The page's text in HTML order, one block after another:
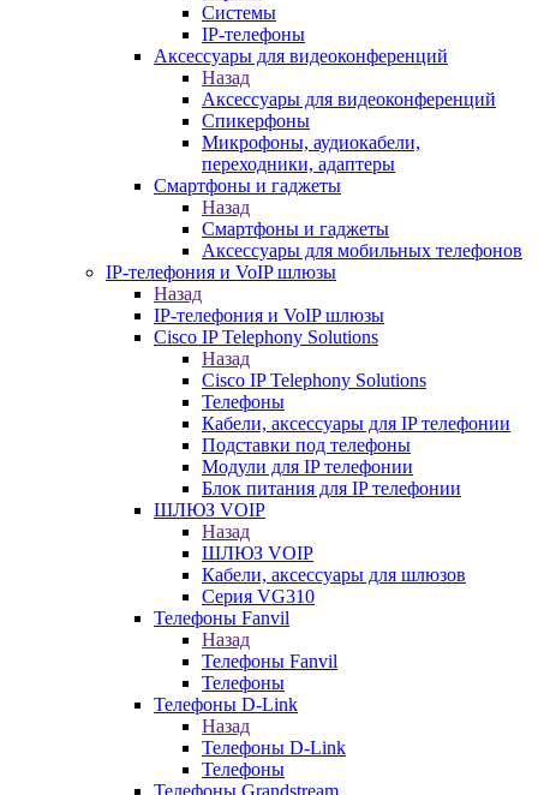
Системы
IP-телефоны
Аксессуары для видеоконференций
Назад
Аксессуары для видеоконференций
Спикерфоны
Микрофоны, аудиокабели,
переходники, адаптеры
Смартфоны и гаджеты
Назад
Смартфоны и гаджеты
Аксессуары для мобильных телефонов
IP-телефония и VoIP шлюзы
Назад
IP-телефония и VoIP шлюзы
Cisco IP Telephony Solutions
Назад
Cisco IP Telephony Solutions
Телефоны
Кабели, аксессуары для IP телефонии
Подставки под телефоны
Модули для IP телефонии
Блок питания для IP телефонии
ШЛЮЗ VOIP
Назад
ШЛЮЗ VOIP
Кабели, аксессуары для шлюзов
Серия VG310
Телефоны Fanvil
Назад
Телефоны Fanvil
Телефоны
Телефоны D-Link
Назад
Телефоны D-Link
Телефоны
Телефоны Grandstream